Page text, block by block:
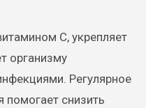
C, укрепляет
организму
Регулярное
помогает снизить